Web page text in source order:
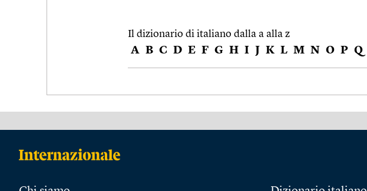
Il dizionario di italiano dalla a alla z
A B C D E F G H I J K L M N O P Q